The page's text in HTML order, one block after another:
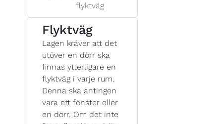
flyktväg
Flyktväg
Lagen kräver att det
utöver en dörr ska
finnas ytterligare en
flyktväg i varje rum.
Denna ska antingen
vara ett fönster eller
en dörr. Om det inte